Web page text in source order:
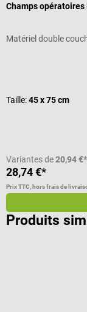
Champs
Matériel double
Taille:45 x 75 cm
Variantes de20,94 €*
28,74 €*
Prix TTC, hors frais de
Produits